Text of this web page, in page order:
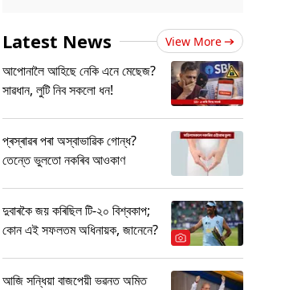
Latest News View More
আপোনালৈ আহিছে নেকি এনে মেছেজ?
সাৱধান, লুটি নিব সকলো ধন!
প্ৰস্ৰাৱৰ পৰা অস্বাভাৱিক গোন্ধ?
তেন্তে ভুলতো নকৰিব আওকাণ
দুবাৰকৈ জয় কৰিছিল টি-২০ বিশ্বকাপ;
কোন এই সফলতম অধিনায়ক, জানেনে?
আজি সন্ধিয়া বাজপেয়ী ভৱনত অমিত